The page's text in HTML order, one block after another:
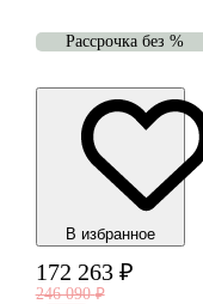
Рассрочка без %
В избранноe
172 263 ₽
246 090 ₽